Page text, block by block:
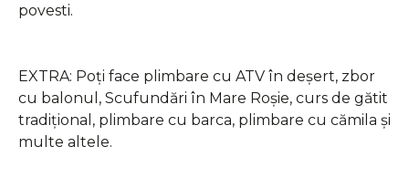
povesti.
EXTRA: Poți face plimbare cu ATV în deșert, zbor
cu balonul, Scufundări în Mare Roșie, curs de gătit
tradițional, plimbare cu barca, plimbare cu cămila și
multe altele.